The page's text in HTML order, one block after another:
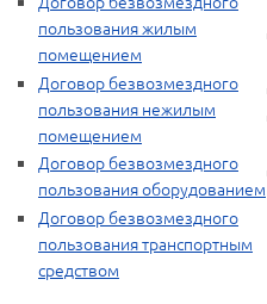
пользования жилым
помещением
Договор безвозмездного
пользования нежилым
помещением
Договор безвозмездного
пользования оборудованием
Договор безвозмездного
пользования транспортным
средством